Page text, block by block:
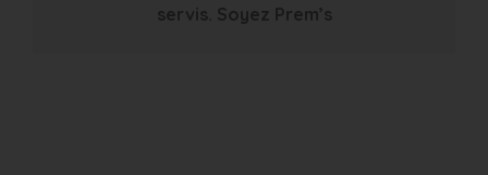
servis. Soyez Prem’s